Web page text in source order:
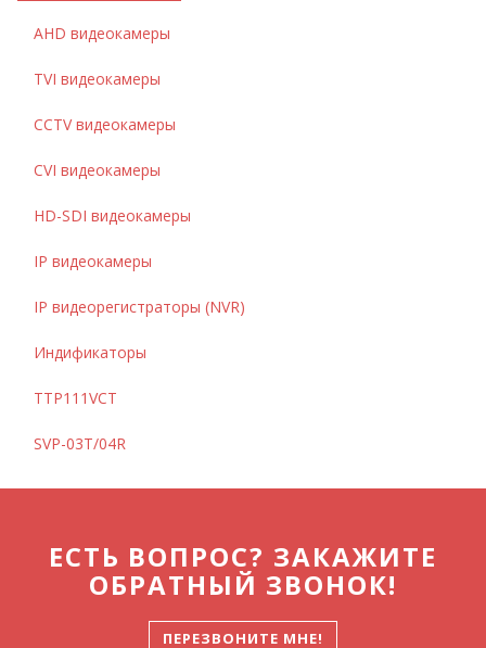
AHD видеокамеры
TVI видеокамеры
CCTV видеокамеры
CVI видеокамеры
HD-SDI видеокамеры
IP видеокамеры
IP видеорегистраторы (NVR)
Индификаторы
TTP111VCT
SVP-03T/04R
ЕСТЬ ВОПРОС? ЗАКАЖИТЕ
ОБРАТНЫЙ ЗВОНОК!
ПЕРЕЗВОНИТЕ МНЕ!